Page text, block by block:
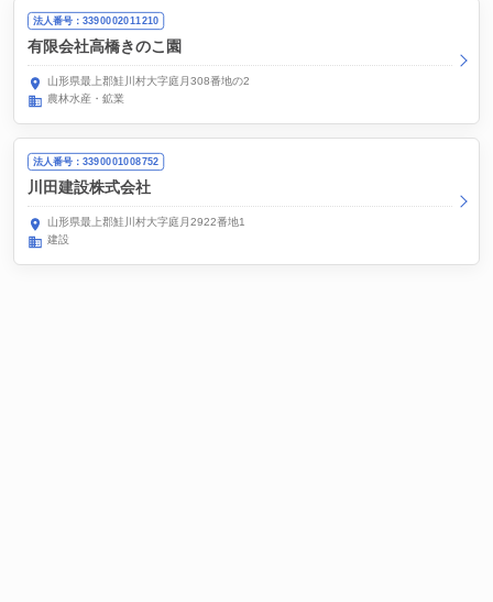
法人番号：3390002011210
有限会社高橋きのこ園
山形県最上郡鮭川村大字庭月308番地の2
農林水産・鉱業
法人番号：3390001008752
川田建設株式会社
山形県最上郡鮭川村大字庭月2922番地1
建設